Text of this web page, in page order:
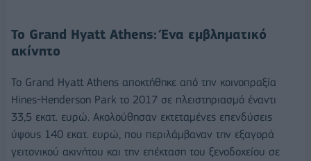
Το Grand Hyatt Athens: Ένα εμβληματικό
ακίνητο
Το Grand Hyatt Athens αποκτήθηκε από την κοινοπραξία
Hines-Henderson Park το 2017 σε πλειστηριασμό έναντι
33,5 εκατ. ευρώ. Ακολούθησαν εκτεταμένες επενδύσεις
ύψους 140 εκατ. ευρώ, που περιλάμβαναν την εξαγορά
γειτονικού ακινήτου και την επέκταση του ξενοδοχείου σε